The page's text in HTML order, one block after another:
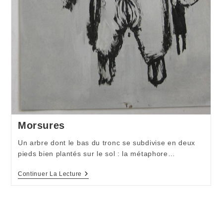
Morsures
Un arbre dont le bas du tronc se subdivise en deux
pieds bien plantés sur le sol : la métaphore…
Continuer La Lecture Morsures